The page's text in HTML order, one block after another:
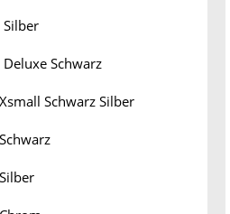
Schwarz
Schwarz Silber